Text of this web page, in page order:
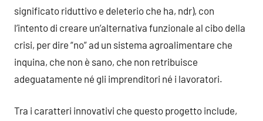
significato riduttivo e deleterio che ha, ndr), con
l’intento di creare un’alternativa funzionale al cibo della
crisi, per dire “no” ad un sistema agroalimentare che
inquina, che non è sano, che non retribuisce
adeguatamente né gli imprenditori né i lavoratori.
Tra i caratteri innovativi che questo progetto include,